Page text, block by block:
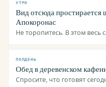
УТРО
Вид отсюда простирается
Апокоронас
Не торопитесь. В этом весь
ПОЛДЕНЬ
Обед в деревенском
Спросите, что готовят